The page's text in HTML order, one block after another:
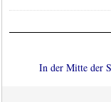
In der Mitte der